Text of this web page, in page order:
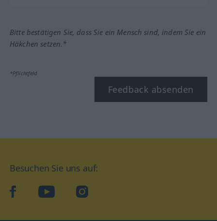
Bitte bestätigen Sie, dass Sie ein Mensch sind, indem Sie ein
Häkchen setzen.*
*Pflichtfeld
Feedback absenden
Besuchen Sie uns auf:
facebookYouTube Instagram